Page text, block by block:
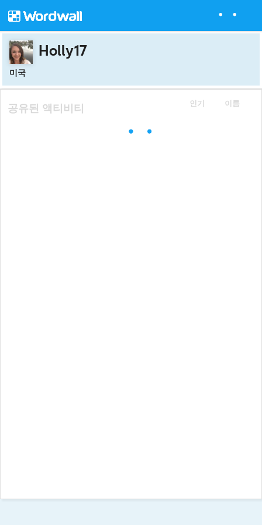
Holly17
미국
인기 이름
공유된 액티비티